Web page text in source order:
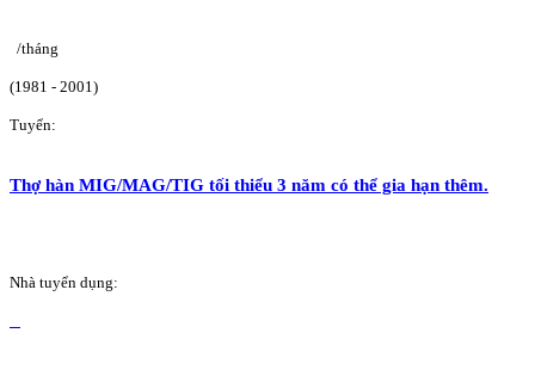
/tháng
(1981 - 2001)
Tuyển:
Thợ hàn MIG/MAG/TIG tối thiểu 3 năm có thể gia hạn thêm.
Nhà tuyển dụng: